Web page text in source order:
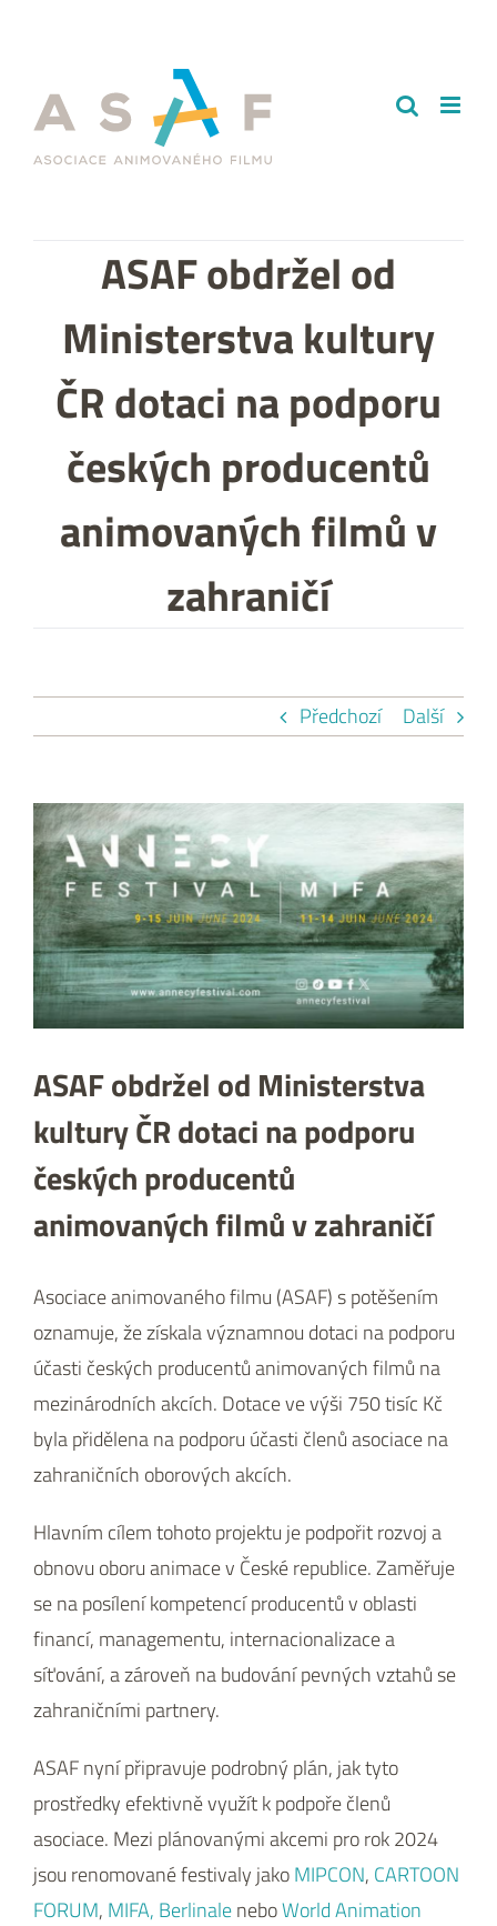
ASAF obdržel od
Ministerstva kultury
ČR dotaci na podporu
českých producentů
animovaných filmů v
zahraničí
Předchozí Další
Zobrazit
větší
obrázek
ASAF obdržel od Ministerstva
kultury ČR dotaci na podporu
českých producentů
animovaných filmů v zahraničí
Asociace animovaného filmu (ASAF) s potěšením
oznamuje, že získala významnou dotaci na podporu
účasti českých producentů animovaných filmů na
mezinárodních akcích. Dotace ve výši 750 tisíc Kč
byla přidělena na podporu účasti členů asociace na
zahraničních oborových akcích.
Hlavním cílem tohoto projektu je podpořit rozvoj a
obnovu oboru animace v České republice. Zaměřuje
se na posílení kompetencí producentů v oblasti
financí, managementu, internacionalizace a
síťování, a zároveň na budování pevných vztahů se
zahraničními partnery.
ASAF nyní připravuje podrobný plán, jak tyto
prostředky efektivně využít k podpoře členů
asociace. Mezi plánovanými akcemi pro rok 2024
jsou renomované festivaly jakoMIPCON, CARTOON
FORUM, MIFA, BerlinaleneboWorld Animation